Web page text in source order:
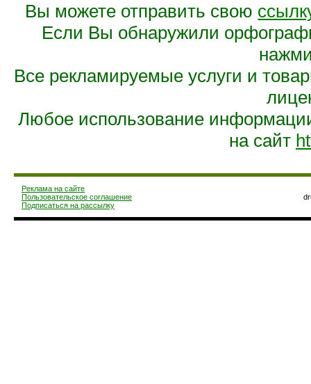
Вы можете отправить свою
Если Вы обнаружили
Все рекламируемые услуги и
Любое использование
на сайт
Реклама на сайте
Пользовательское соглашение
Подписаться на рассылку